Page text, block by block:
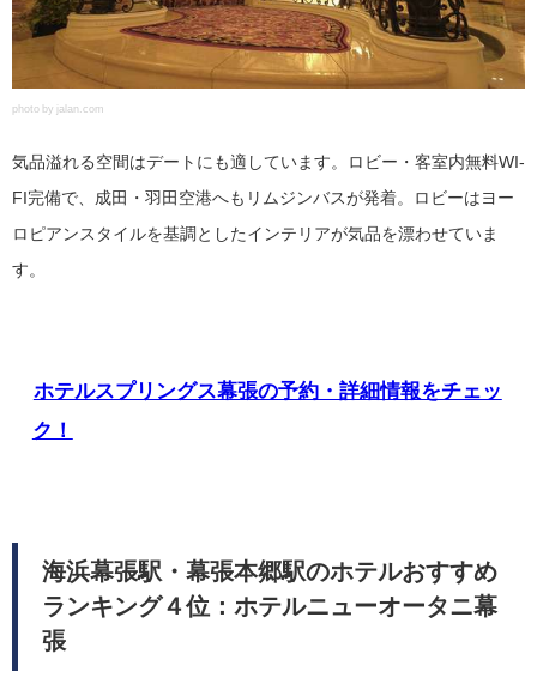
photo by jalan.com
気品溢れる空間はデートにも適しています。ロビー・客室内無料WI-
FI完備で、成田・羽田空港へもリムジンバスが発着。ロビーはヨー
ロピアンスタイルを基調としたインテリアが気品を漂わせていま
す。
ホテルスプリングス幕張の予約・詳細情報をチェッ
ク！
海浜幕張駅・幕張本郷駅のホテルおすすめ
ランキング４位：ホテルニューオータニ幕
張